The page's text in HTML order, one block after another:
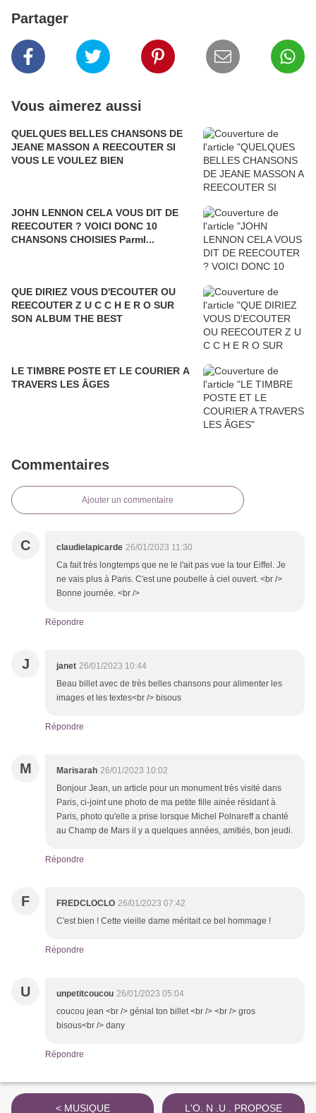
Partager
Vous aimerez aussi
QUELQUES BELLES CHANSONS DE
JEANE MASSON A REECOUTER SI
VOUS LE VOULEZ BIEN
JOHN LENNON CELA VOUS DIT DE
REECOUTER ? VOICI DONC 10
CHANSONS CHOISIES ParmI...
QUE DIRIEZ VOUS D'ECOUTER OU
REECOUTER Z U C C H E R O SUR
SON ALBUM THE BEST
LE TIMBRE POSTE ET LE COURIER A
TRAVERS LES ÂGES
Commentaires
Ajouter un commentaire
C claudielapicarde 26/01/2023 11:30
Ca fait très longtemps que ne le l'ait pas vue la tour Eiffel. Je
ne vais plus à Paris. C'est une poubelle à ciel ouvert. <br />
Bonne journée. <br />
Répondre
J janet 26/01/2023 10:44
Beau billet avec de très belles chansons pour alimenter les
images et les textes<br /> bisous
Répondre
M Marisarah 26/01/2023 10:02
Bonjour Jean, un article pour un monument très visité dans
Paris, ci-joint une photo de ma petite fille ainée résidant à
Paris, photo qu'elle a prise lorsque Michel Polnareff a chanté
au Champ de Mars il y a quelques années, amitiés, bon jeudi.
Répondre
F FREDCLOCLO 26/01/2023 07:42
C'est bien ! Cette vieille dame méritait ce bel hommage !
Répondre
U unpetitcoucou 26/01/2023 05:04
coucou jean <br /> génial ton billet <br /> <br /> gros
bisous<br /> dany
Répondre
< MUSIQUE L'O. N .U . PROPOSE